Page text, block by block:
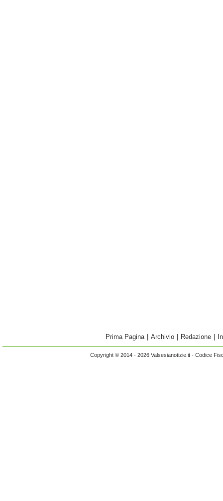
Prima Pagina Archivio Redazione
Copyright © 2014 - 2026 Valsesianotizie.it - Codice